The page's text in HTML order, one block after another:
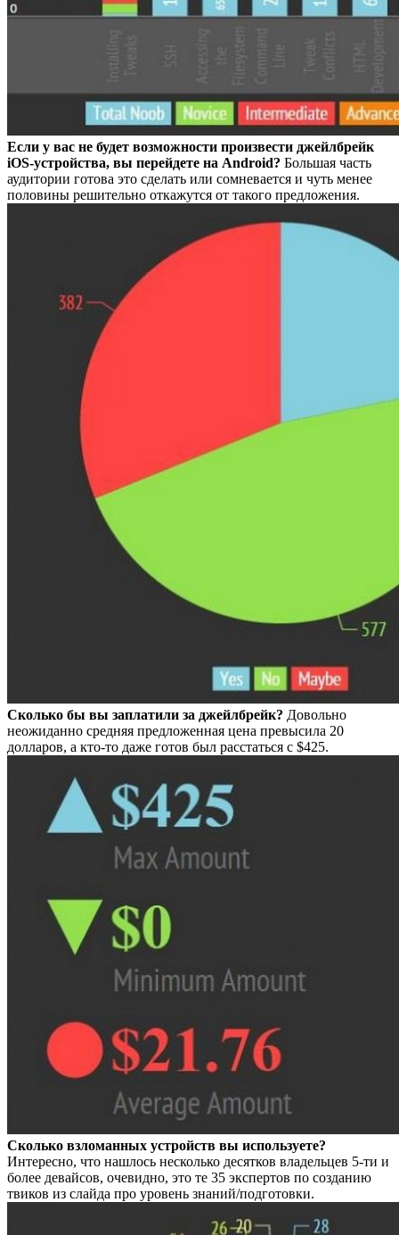
Если у вас не будет возможности произвести джейлбрейк
iOS-устройства, вы перейдете на Android? Большая часть
аудитории готова это сделать или сомневается и чуть менее
половины решительно откажутся от такого предложения.
Сколько бы вы заплатили за джейлбрейк? Довольно
неожиданно средняя предложенная цена превысила 20
долларов, а кто-то даже готов был расстаться с $425.
Сколько взломанных устройств вы используете?
Интересно, что нашлось несколько десятков владельцев 5-ти и
более девайсов, очевидно, это те 35 экспертов по созданию
твиков из слайда про уровень знаний/подготовки.